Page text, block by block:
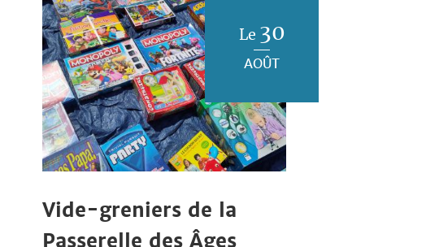
Le 30
AOÛT
Vide-greniers de la
Passerelle des Âges